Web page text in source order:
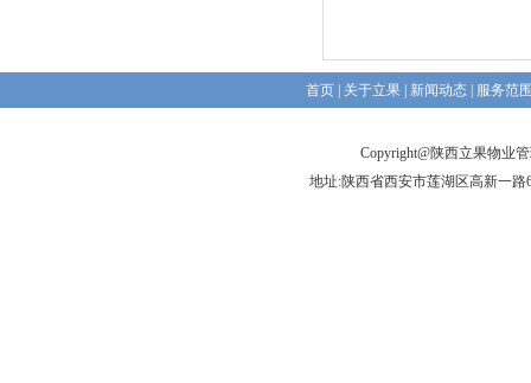
首页 关于立果 新闻动态 服务范
Copyright@陕西立果物业
地址:陕西省西安市莲湖区高新一路